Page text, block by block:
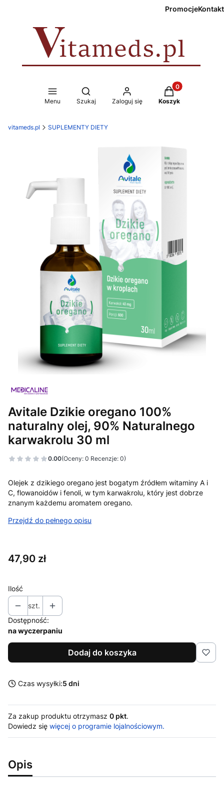
PromocjeKontakt
Menu
Otwórz wyszukiwarkę
Szukaj Zaloguj się
Produkty w
Koszyk
vitameds.pl SUPLEMENTY DIETY
Avitale Dzikie oregano 100%
naturalny olej, 90% Naturalnego
karwakrolu 30 ml
0.00(Oceny: 0 Recenzje: 0)
Olejek z dzikiego oregano jest bogatym źródłem witaminy A i
C, flowanoidów i fenoli, w tym karwakrolu, który jest dobrze
znanym każdemu aromatem oregano.
Przejdź do pełnego opisu
Cena
47,90 zł
Ilość
szt.
Dostępność:
na wyczerpaniu
Dodaj do koszyka
Czas wysyłki:5 dni
Za zakup produktu otrzymasz 0 pkt.
Dowiedz się więcej o programie lojalnościowym.
Opis